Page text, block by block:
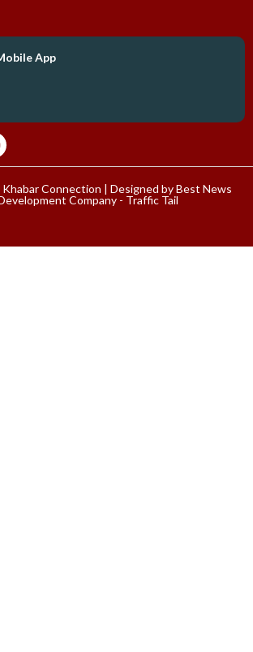
App
Connection | Designed byBest News
Company - Traffic Tail